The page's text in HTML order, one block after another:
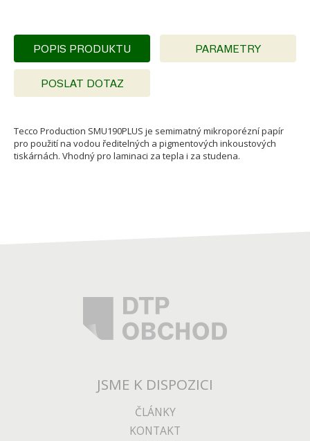
POPIS PRODUKTU PARAMETRY
POSLAT DOTAZ
Tecco Production SMU190PLUS je semimatný mikroporézní papír
pro použití na vodou ředitelných a pigmentových inkoustových
tiskárnách. Vhodný pro laminaci za tepla i za studena.
JSME K DISPOZICI
ČLÁNKY
KONTAKT